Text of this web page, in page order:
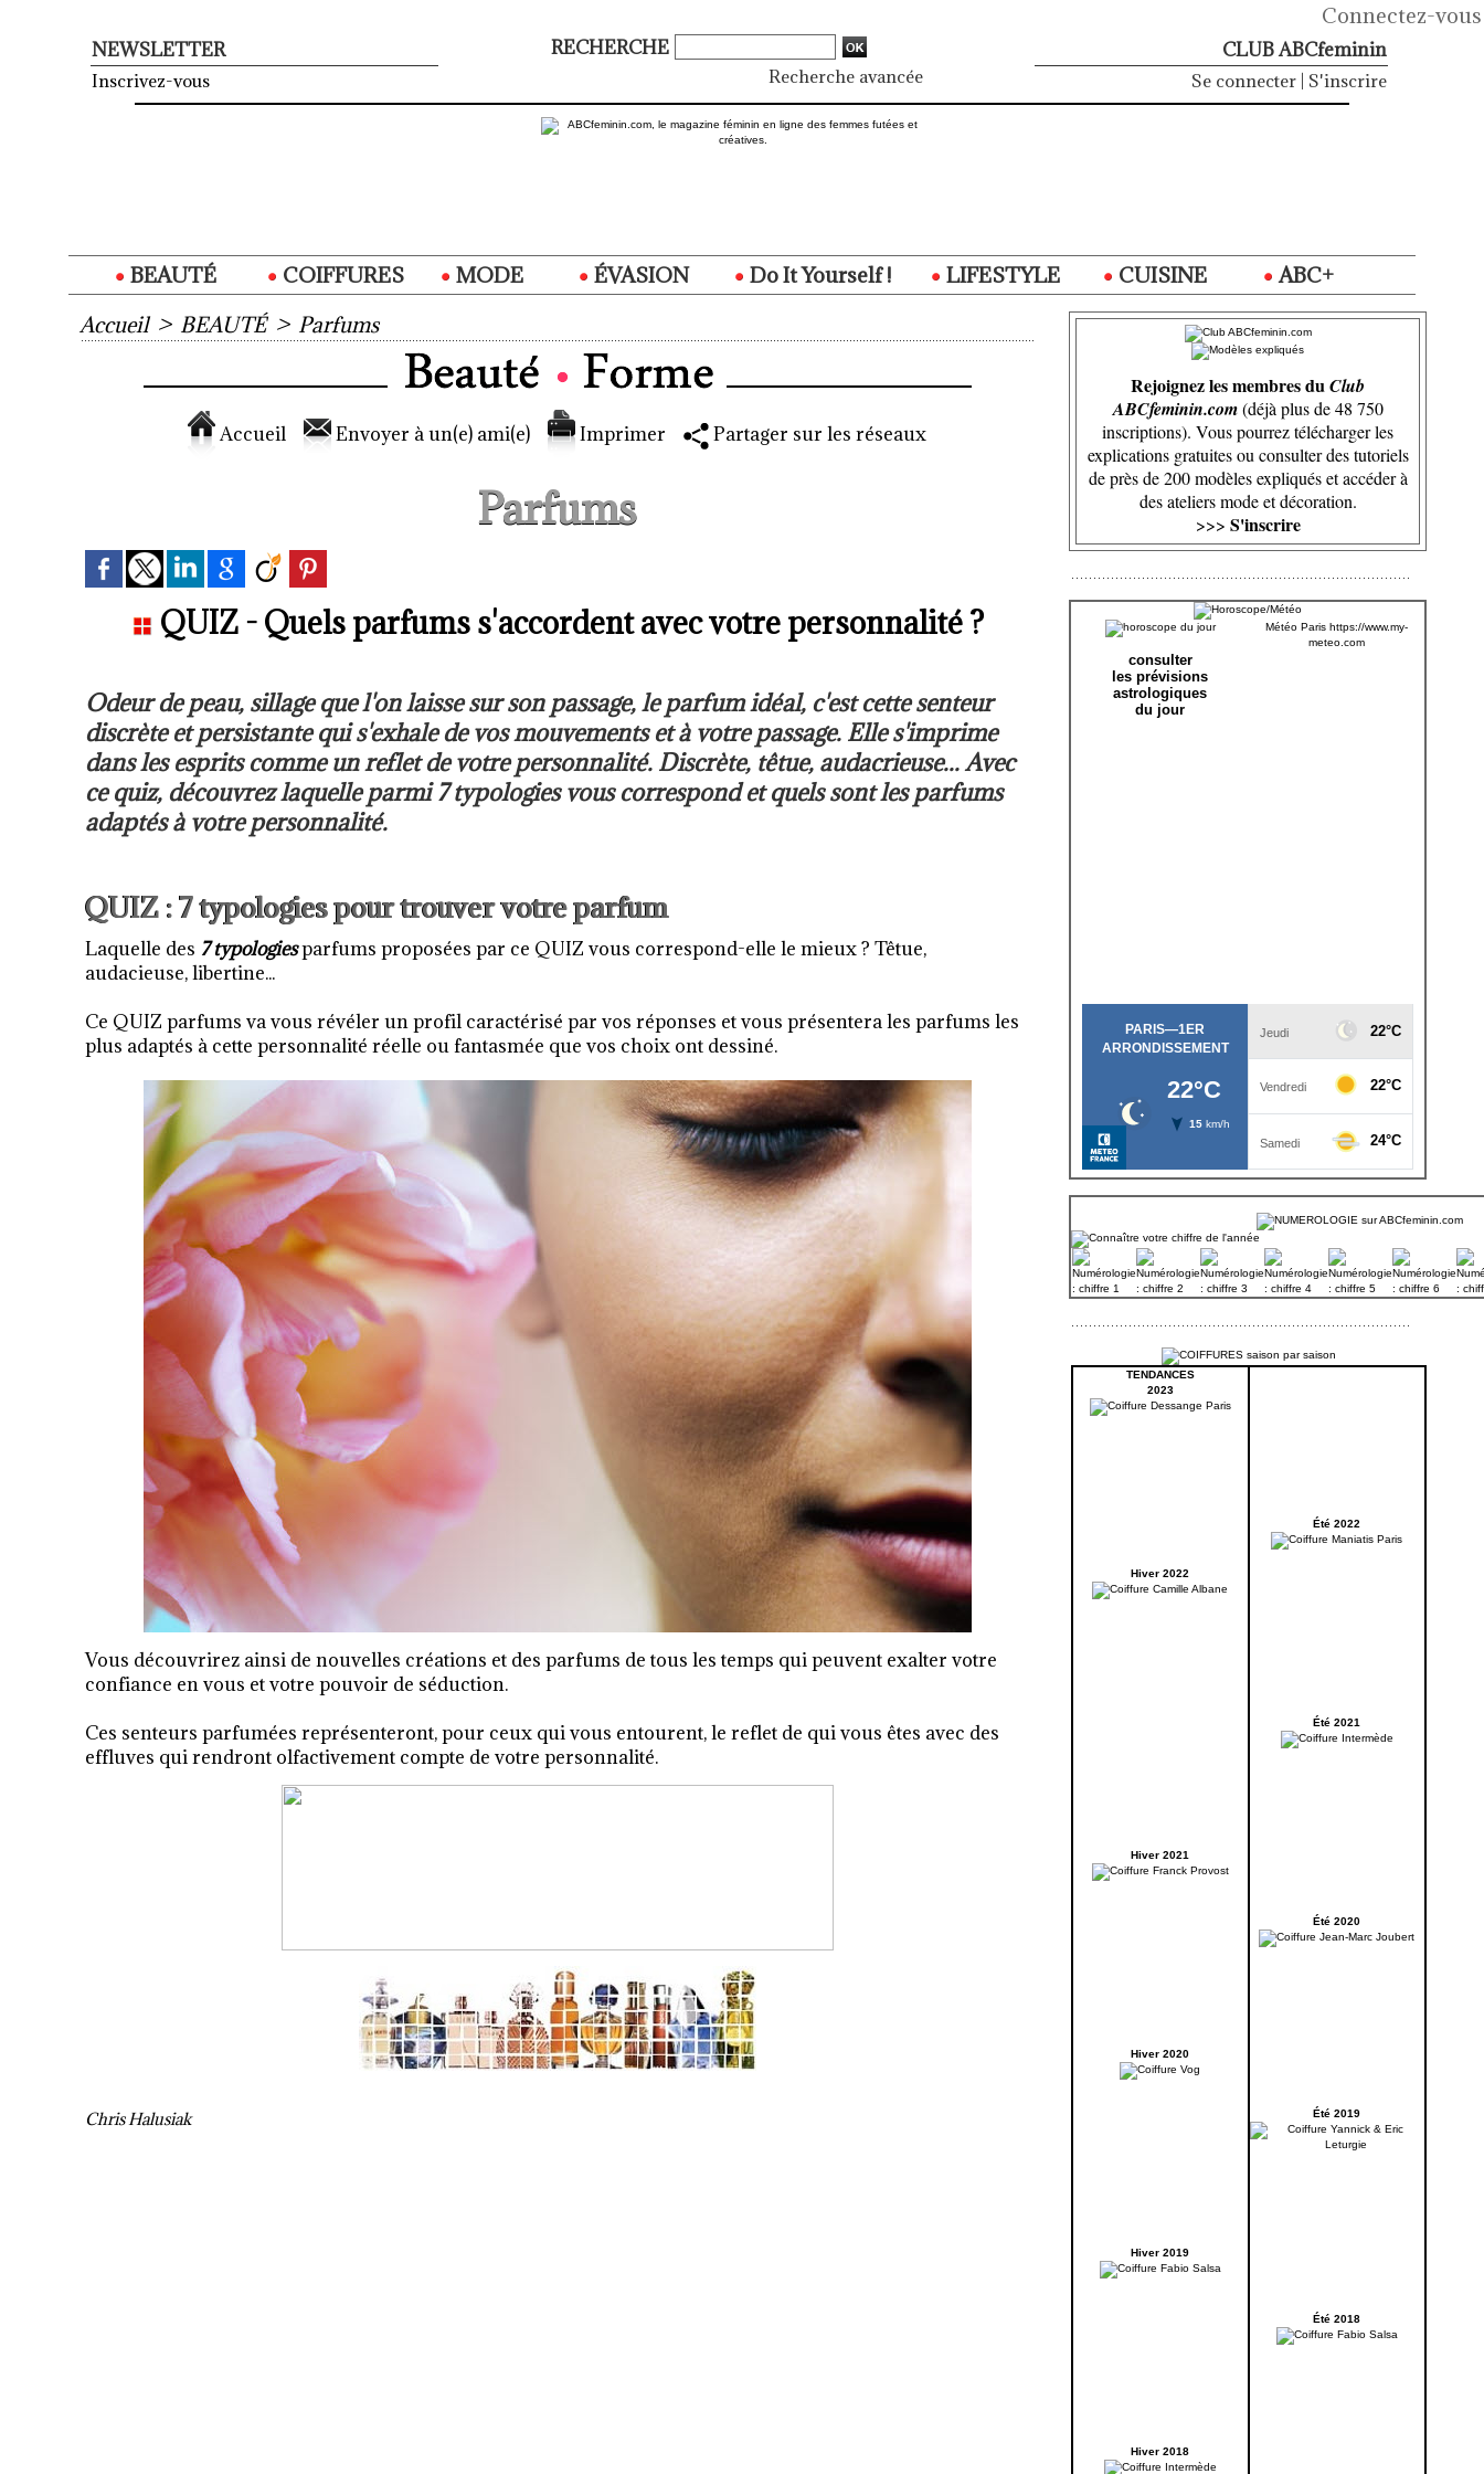
Connectez-vous
NEWSLETTER
Inscrivez-vous
RECHERCHE
Recherche avancée
CLUB ABCfeminin
Se connecter S'inscrire
BEAUTÉ COIFFURES MODE ÉVASION Do It Yourself ! LIFESTYLE CUISINE
ABC+
Accueil > BEAUTÉ > Parfums
Accueil Envoyer à un(e) ami(e) Imprimer Partager sur les réseaux
Parfums
QUIZ - Quels parfums s'accordent avec votre personnalité ?
Odeur de peau, sillage que l'on laisse sur son passage, le parfum idéal, c'est cette senteur
discrète et persistante qui s'exhale de vos mouvements et à votre passage. Elle s'imprime
dans les esprits comme un reflet de votre personnalité. Discrète, têtue, audacrieuse... Avec
ce quiz, découvrez laquelle parmi 7 typologies vous correspond et quels sont les parfums
adaptés à votre personnalité.
QUIZ : 7 typologies pour trouver votre parfum
Laquelle des 7 typologiesparfums proposées par ce QUIZ vous correspond-elle le mieux ? Têtue,
audacieuse, libertine...
Ce QUIZ parfums va vous révéler un profil caractérisé par vos réponses et vous présentera les parfums les
plus adaptés à cette personnalité réelle ou fantasmée que vos choix ont dessiné.
Vous découvrirez ainsi de nouvelles créations et des parfums de tous les temps qui peuvent exalter votre
confiance en vous et votre pouvoir de séduction.
Ces senteurs parfumées représenteront, pour ceux qui vous entourent, le reflet de qui vous êtes avec des
effluves qui rendront olfactivement compte de votre personnalité.
Chris Halusiak
Rejoignez les membres duClub
ABCfeminin.com(déjà plus de 48 750
inscriptions). Vous pourrez télécharger les
explications gratuites ou consulter des tutoriels
de près de 200 modèles expliqués et accéder à
des ateliers mode et décoration.
>>> S'inscrire
consulter
les prévisions
astrologiques
du jour
Météo Paris https://www.my-
meteo.com
TENDANCES
2023
Hiver 2022
Hiver 2021
Hiver 2020
Hiver 2019
Hiver 2018
Été 2022
Été 2021
Été 2020
Été 2019
Été 2018